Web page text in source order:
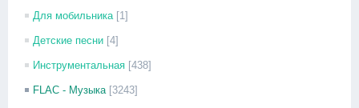
Для мобильника [1]
Детские песни [4]
Инструментальная [438]
FLAC - Музыка [3243]